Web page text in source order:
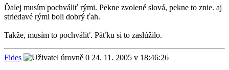
Ďalej musím pochváliť rými. Pekne zvolené slová, pekne to znie. aj
striedavé rými boli dobrý ťah.
Takže, musím to pochváliť. Päťku si to zaslúžilo.
Fides
24. 11. 2005 v 18:46:26